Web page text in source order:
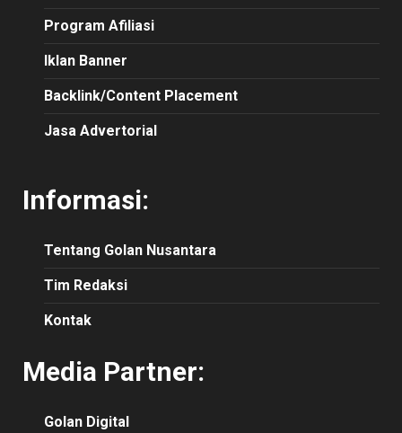
Program Afiliasi
Iklan Banner
Backlink/Content Placement
Jasa Advertorial
Informasi:
Tentang Golan Nusantara
Tim Redaksi
Kontak
Media Partner:
Golan Digital